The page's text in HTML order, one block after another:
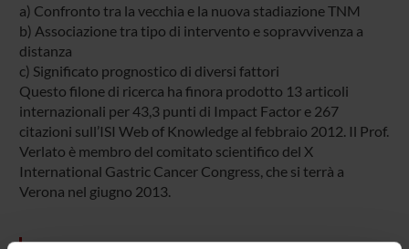
a) Confronto tra la vecchia e la nuova stadiazione TNM
b) Associazione tra tipo di intervento e sopravvivenza a
distanza
c) Significato prognostico di diversi fattori
Questo filone di ricerca ha finora prodotto 13 articoli
internazionali per 43,3 punti di Impact Factor e 267
citazioni sull’ISI Web of Knowledge al febbraio 2012. Il Prof.
Verlato è membro del comitato scientifico del X
International Gastric Cancer Congress, che si terrà a
Verona nel giugno 2013.